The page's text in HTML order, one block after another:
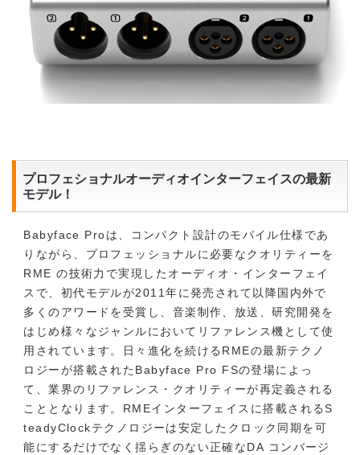
プロフェショナルオーディオインターフェイスの最新
モデル！
Babyface Proは、コンパクト設計のモバイル仕様であ
りながら、プロフェッショナルに必要なクオリティーを
RME の技術力で実現したオーディオ・インターフェイ
スで、初代モデルが2011年に発売されて以降国内外で
多くのアワードを受賞し、音楽制作、放送、研究開発を
はじめ様々なジャンルにおいてリファレンス機として使
用されています。日々進化を続けるRMEの最新テクノ
ロジーが搭載されたBabyface Pro FSの登場によっ
て、業界のリファレンス・クオリティーが再定義される
こととなります。RMEインターフェイスに搭載されるS
teadyClockテクノロジーは安定したクロック同期を可
能にするだけでなく揺らぎのない正確なDA コンバージ